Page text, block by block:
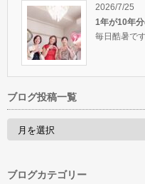
2026/7/25
1年が10年
毎日酷暑で
ブログ投稿一覧
ブログカテゴリー